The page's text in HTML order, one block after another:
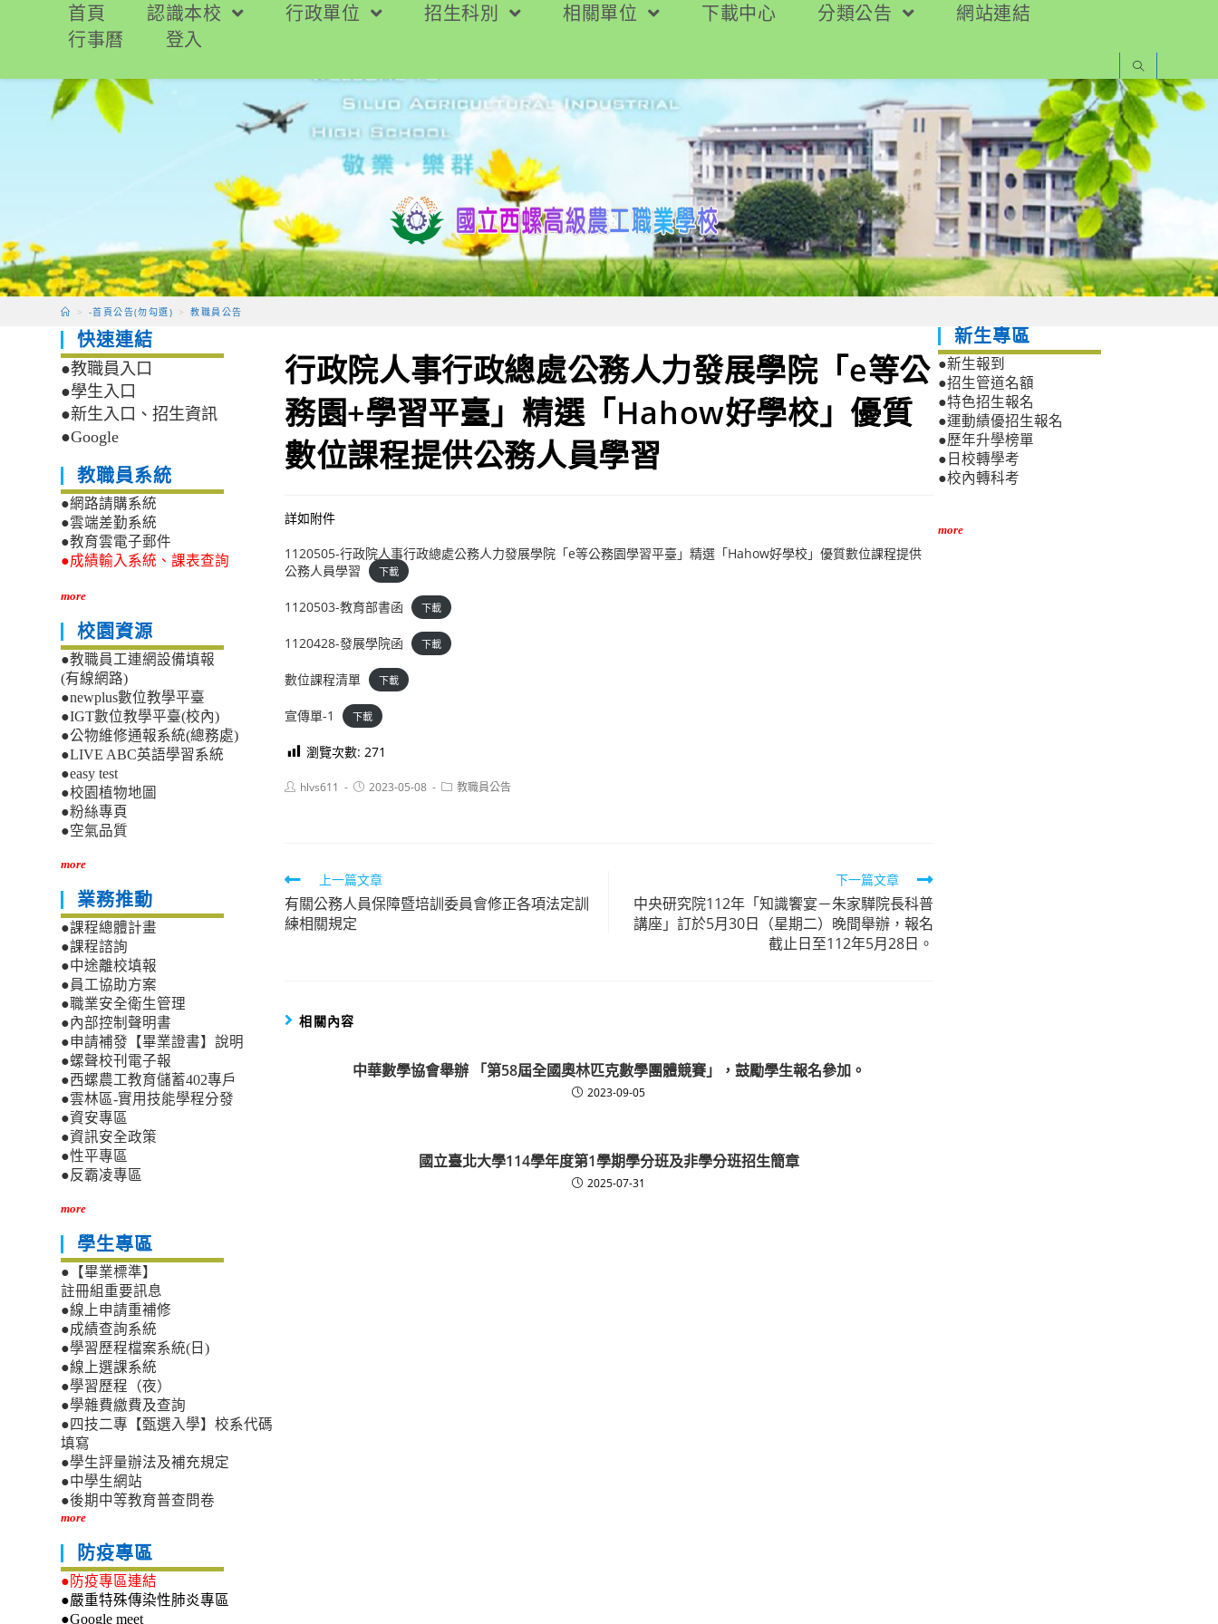
要
首頁 認識本校 行政單位 招生科別 相關單位 下載中心 分類公告
網站連結
行事曆
登入
> -首頁公告(勿勾選) > 教職員公告
行政院人事行政總處公務人力發展學院「e等公
務園+學習平臺」精選「Hahow好學校」優質
數位課程提供公務人員學習
詳如附件
1120505-行政院人事行政總處公務人力發展學院「e等公務園學習平臺」精選「Hahow好學校」優質數位課程提供
公務人員學習
下載
1120503-教育部書函 下載
1120428-發展學院函 下載
數位課程清單 下載
宣傳單-1 下載
瀏覽次數: 271
Posthlvs611
Post2023-05-08
Post教職員公告
Read
more
articles
上一篇文章
有關公務人員保障暨培訓委員會修正各項法定訓
練相關規定
下一篇文章
中央研究院112年「知識饗宴－朱家驊院長科普
講座」訂於5月30日（星期二）晚間舉辦，報名
截止日至112年5月28日。
相關內容
中華數學協會舉辦 「第58屆全國奧林匹克數學團體競賽」，鼓勵學生報名參加。
2023-09-05
國立臺北大學114學年度第1學期學分班及非學分班招生簡章
2025-07-31
快速連結
●教職員入口
●學生入口
●新生入口、招生資訊
●Google
教職員系統
●網路請購系統
●雲端差勤系統
●教育雲電子郵件
●成績輸入系統、課表查詢
more
校園資源
●教職員工連網設備填報
(有線網路)
●newplus數位教學平臺
●IGT數位教學平臺(校內)
●公物維修通報系統(總務處)
●LIVE ABC英語學習系統
●easy test
●校園植物地圖
●粉絲專頁
●空氣品質
more
業務推動
●課程總體計畫
●課程諮詢
●中途離校填報
●員工協助方案
●職業安全衛生管理
●內部控制聲明書
●申請補發【畢業證書】說明
●螺聲校刊電子報
●西螺農工教育儲蓄402專戶
●雲林區-實用技能學程分發
●資安專區
●資訊安全政策
●性平專區
●反霸凌專區
more
學生專區
●【畢業標準】
註冊組重要訊息
●線上申請重補修
●成績查詢系統
●學習歷程檔案系統(日)
●線上選課系統
●學習歷程（夜）
●學雜費繳費及查詢
●四技二專【甄選入學】校系代碼
填寫
●學生評量辦法及補充規定
●中學生網站
●後期中等教育普查問卷
more
防疫專區
●防疫專區連結
●嚴重特殊傳染性肺炎專區
●Google meet
新生專區
●新生報到
●招生管道名額
●特色招生報名
●運動績優招生報名
●歷年升學榜單
●日校轉學考
●校內轉科考
more